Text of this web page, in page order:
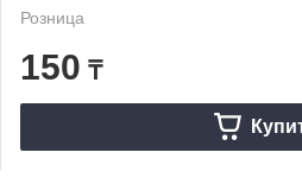
Розница
150 ₸